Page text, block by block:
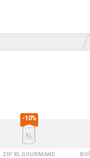
ZIP XL GOURMAND